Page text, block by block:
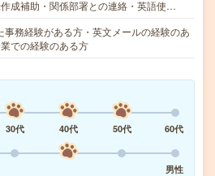
成補助・関係部署との連絡・英語使…
事務経験がある方・英文メールの経験のあ
での経験のある方
30代 40代 50代
60代
男性